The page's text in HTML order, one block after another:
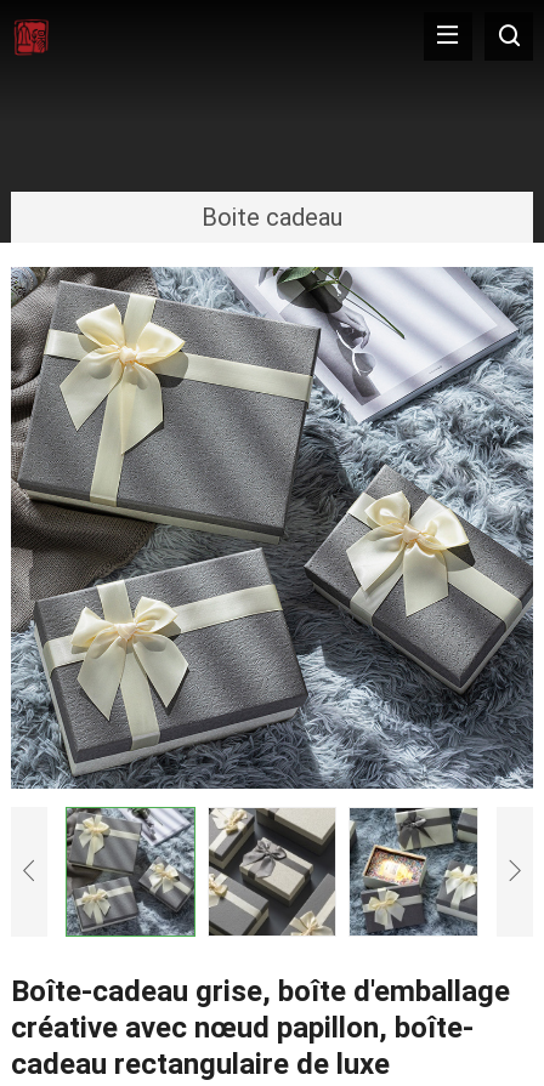
Boite cadeau
Boîte-cadeau grise, boîte d'emballage
créative avec nœud papillon, boîte-
cadeau rectangulaire de luxe